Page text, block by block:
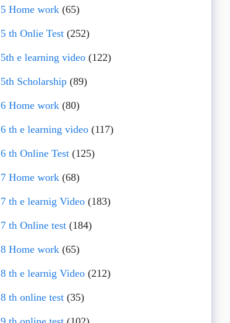
5 Home work(65)
5 th Onlie Test(252)
5th e learning video(122)
5th Scholarship(89)
6 Home work(80)
6 th e learning video(117)
6 th Online Test(125)
7 Home work(68)
7 th e learnig Video(183)
7 th Online test(184)
8 Home work(65)
8 th e learnig Video(212)
8 th online test(35)